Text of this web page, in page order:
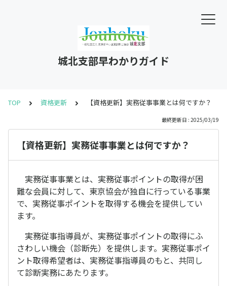
城北支部早わかりガイド
TOP 資格更新 【資格更新】実務従事事業とは何ですか？
最終更新日 : 2025/03/19
【資格更新】実務従事事業とは何ですか？
実務従事事業とは、実務従事ポイントの取得が困
難な会員に対して、東京協会が独自に行っている事業
で、実務従事ポイントを取得する機会を提供してい
ます。
実務従事指導員が、実務従事ポイントの取得にふ
さわしい機会（診断先）を提供します。実務従事ポイ
ント取得希望者は、実務従事指導員のもと、共同し
て診断実務にあたります。